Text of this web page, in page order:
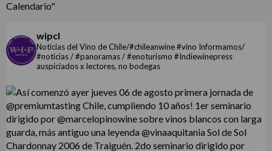
Calendario"
wipcl
Noticias del Vino de Chile/#chileanwine #vino Informamos/
#noticias / #panoramas / #enoturismo #Indiewinepress
auspiciados x lectores, no bodegas